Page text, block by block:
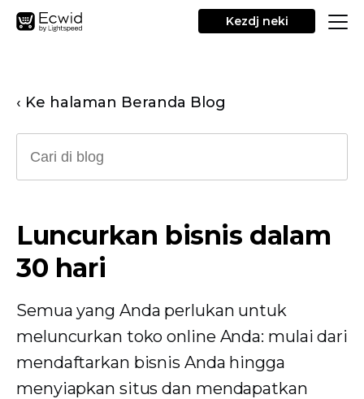
Kezdj neki
‹ Ke halaman Beranda Blog
Luncurkan bisnis dalam
30 hari
Semua yang Anda perlukan untuk
meluncurkan toko online Anda: mulai dari
mendaftarkan bisnis Anda hingga
menyiapkan situs dan mendapatkan